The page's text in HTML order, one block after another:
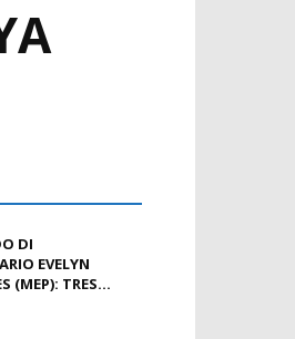
DI
EVELYN
(MEP): TRES...